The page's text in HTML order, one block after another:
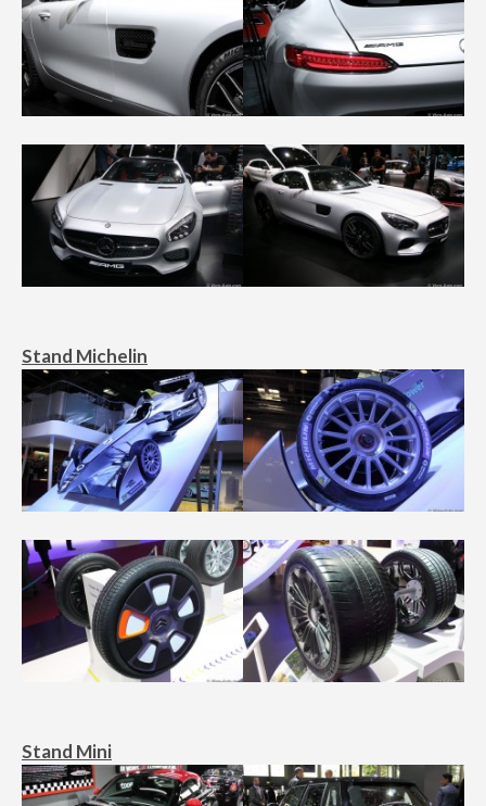
Stand Michelin
Stand Mini